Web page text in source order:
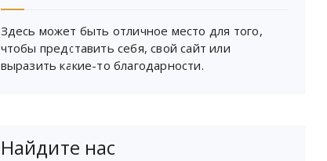
Здесь может быть отличное место для того,
чтобы представить себя, свой сайт или
выразить какие-то благодарности.
Найдите нас